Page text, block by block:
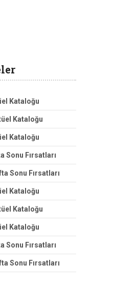
Kataloğu
Kataloğu
Kataloğu
Sonu Fırsatları
Sonu Fırsatları
Kataloğu
Kataloğu
Kataloğu
Sonu Fırsatları
Sonu Fırsatları